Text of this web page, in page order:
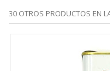
30 OTROS PRODUCTOS EN